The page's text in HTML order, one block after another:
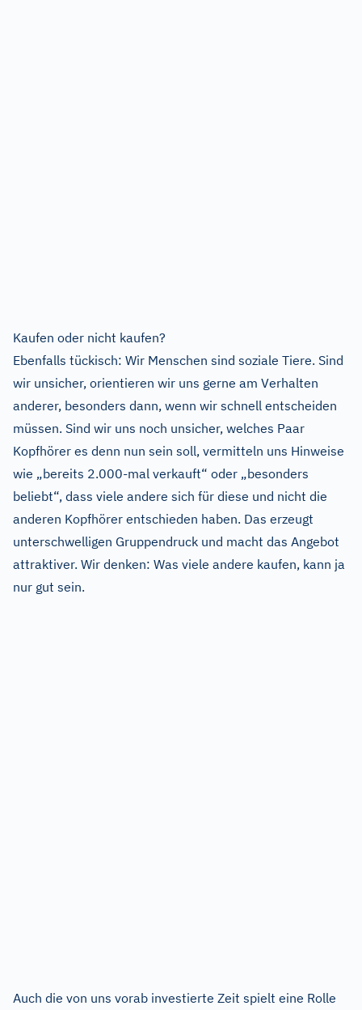
Kaufen oder nicht kaufen?
Ebenfalls tückisch: Wir Menschen sind soziale Tiere. Sind
wir unsicher, orientieren wir uns gerne am Verhalten
anderer, besonders dann, wenn wir schnell entscheiden
müssen. Sind wir uns noch unsicher, welches Paar
Kopfhörer es denn nun sein soll, vermitteln uns Hinweise
wie „bereits 2.000-mal verkauft“ oder „besonders
beliebt“, dass viele andere sich für diese und nicht die
anderen Kopfhörer entschieden haben. Das erzeugt
unterschwelligen Gruppendruck und macht das Angebot
attraktiver. Wir denken: Was viele andere kaufen, kann ja
nur gut sein.
Auch die von uns vorab investierte Zeit spielt eine Rolle